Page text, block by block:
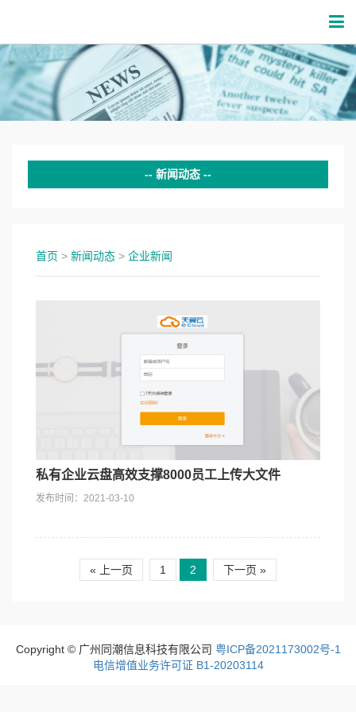
新闻动态
行业新闻
首页 > 新闻动态 > 企业新闻
私有企业云盘高效支撑8000员工上传大文件
发布时间：2021-03-10
« 上一页 1 2 下一页 »
Copyright © 广州同潮信息科技有限公司 粤ICP备2021173002号-1
电信增值业务许可证 B1-20203114